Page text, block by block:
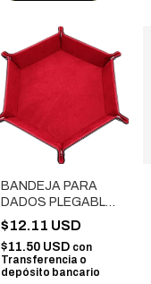
BANDEJA PARA
DADOS PLEGABLE
DE TERCIOPELO
ROJO
$12.11 USD
$11.50 USD con
Transferencia o
depósito bancario